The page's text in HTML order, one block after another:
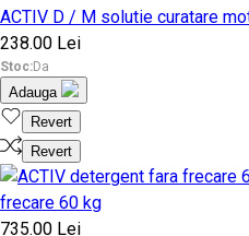
ACTIV D / M solutie curatare
238.00 Lei
Stoc:Da
Adauga
Revert
Revert
frecare 60 kg
735.00 Lei